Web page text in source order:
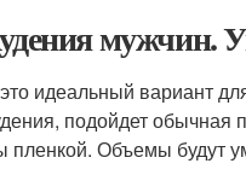
мужчин.
идеальный вариант
подойдет
Объемы будут